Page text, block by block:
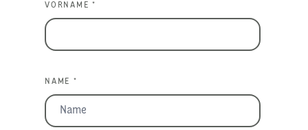
VORNAME *
NAME *